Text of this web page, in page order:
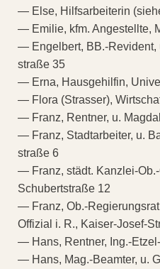
— Else, Hilfsarbeiterin
— Emilie, kfm. Angestellte,
— Engelbert, BB.-Revident,
straße 35
— Erna, Hausgehilfin,
— Flora (Strasser),
— Franz, Rentner, u.
— Franz, Stadtarbeiter, u.
straße 6
— Franz, städt. Kanzlei-
Schubertstraße 12
— Franz, Ob.-
Offizial i. R., Kaiser-Josef-
— Hans, Rentner, Ing.-
— Hans, Mag.-Beamter, u.